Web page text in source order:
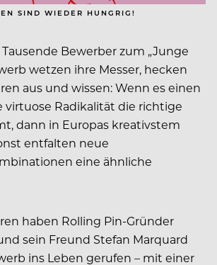
SIND WIEDER HUNGRIG!
Bewerber zum „Junge
wetzen ihre Messer, hecken
aus und wissen: Wenn es einen
virtuose Radikalität die richtige
dann in Europas kreativstem
entfalten neue
eine ähnliche
haben Rolling Pin-Gründer
sein Freund Stefan Marquard
ins Leben gerufen – mit einer